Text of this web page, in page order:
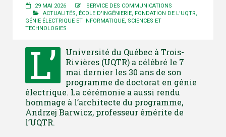
29 MAI 2026
SERVICE DES COMMUNICATIONS
ACTUALITÉS, ÉCOLE D'INGÉNIERIE, FONDATION DE L'UQTR,
GÉNIE ÉLECTRIQUE ET INFORMATIQUE, SCIENCES ET
TECHNOLOGIES
L’
Université du Québec à Trois-
Rivières (UQTR) a célébré le 7
mai dernier les 30 ans de son
programme de doctorat en génie
électrique. La cérémonie a aussi rendu
hommage à l’architecte du programme,
Andrzej Barwicz, professeur émérite de
l’UQTR.